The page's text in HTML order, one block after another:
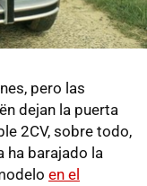
pero las
dejan la puerta
2CV, sobre todo,
ha barajado la
en el